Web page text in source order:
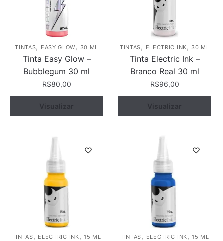
TINTAS, EASY GLOW, 30 ML
Tinta Easy Glow –
Bubblegum 30 ml
R$80,00
Comprar
Visualizar
TINTAS, ELECTRIC INK, 30 ML
Tinta Electric Ink –
Branco Real 30 ml
R$96,00
Comprar
Visualizar
TINTAS, ELECTRIC INK,15 ML TINTAS, ELECTRIC INK,15 ML